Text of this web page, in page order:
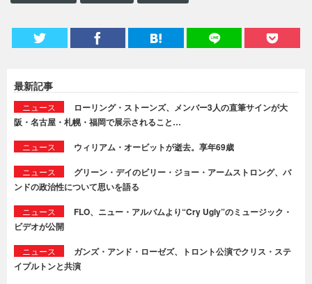
最新記事
ニュース
ローリング・ストーンズ、メンバー3人の直筆サインが大
阪・名古屋・札幌・福岡で展示されること…
ニュース ウィリアム・オービットが逝去。享年69歳
ニュース
グリーン・デイのビリー・ジョー・アームストロング、バ
ンドの政治性について思いを語る
ニュース
FLO、ニュー・アルバムより“Cry Ugly”のミュージック・
ビデオが公開
ニュース
ガンズ・アンド・ローゼズ、トロント公演でクリス・ステ
イプルトンと共演